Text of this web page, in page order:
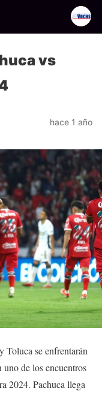
vs
hace 1 año
Toluca se enfrentarán
de los encuentros
2024. Pachuca llega